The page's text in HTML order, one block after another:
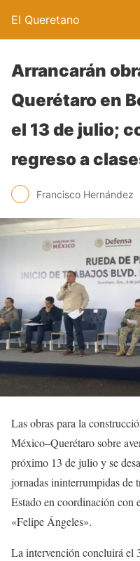
El Queretano
Arrancarán
Querétaro en
el 13 de julio;
regreso a
Francisco Hernández
Las obras para la
México–Querétaro sobre
próximo 13 de julio y se
jornadas ininterrumpidas de
Estado en coordinación con
«Felipe Ángeles».
La intervención concluirá el